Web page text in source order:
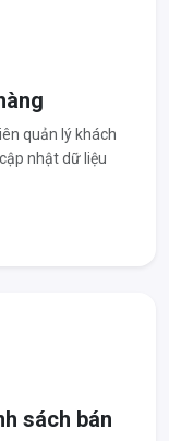
quản lý khách
nhật dữ liệu
sách bán